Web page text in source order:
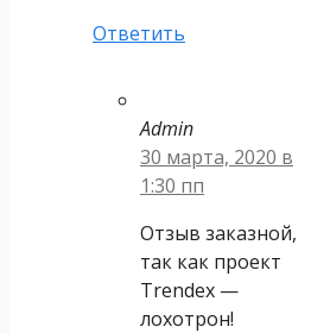
Ответить
Admin
30 марта, 2020 в
1:30 пп
Отзыв заказной,
так как проект
Trendex —
лохотрон!